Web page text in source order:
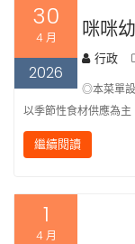
30
4 月
2026
咪咪
行政
◎本菜單設
以季節性食材供應為
繼續閱讀
1
4 月